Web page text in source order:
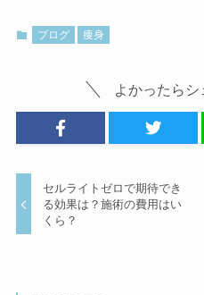
ブログ 痩身
よかったらシ
セルライトゼロで期待でき
る効果は？施術の費用はい
くら？